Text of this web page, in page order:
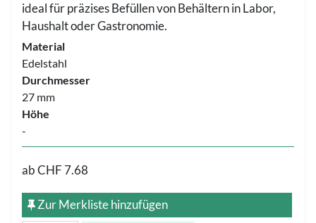
ideal für präzises Befüllen von Behältern in Labor,
Haushalt oder Gastronomie.
Material
Edelstahl
Durchmesser
27 mm
Höhe
-
abCHF 7.68
Zur Merkliste hinzufügen